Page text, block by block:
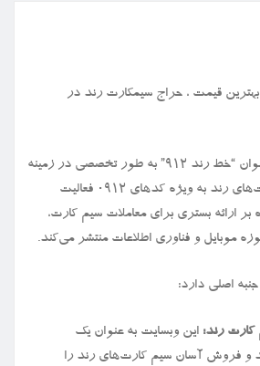
قیمت ، حراج سیمكارت رند در
وبسایت rond912.ir با عنوان “خط رند ۹۱۲” به طور تخصصی در زمینه
خرید و فروش سیم کارت‌های رند به ویژه کدهای ۰۹۱۲ فعالیت
بر ارائه بستری برای معاملات سیم کارت،
موبایل و فناوری اطلاعات منتشر می‌کند.
کارت رند: این وبسایت به عنوان یک
و فروش آسان سیم کارت‌های رند را